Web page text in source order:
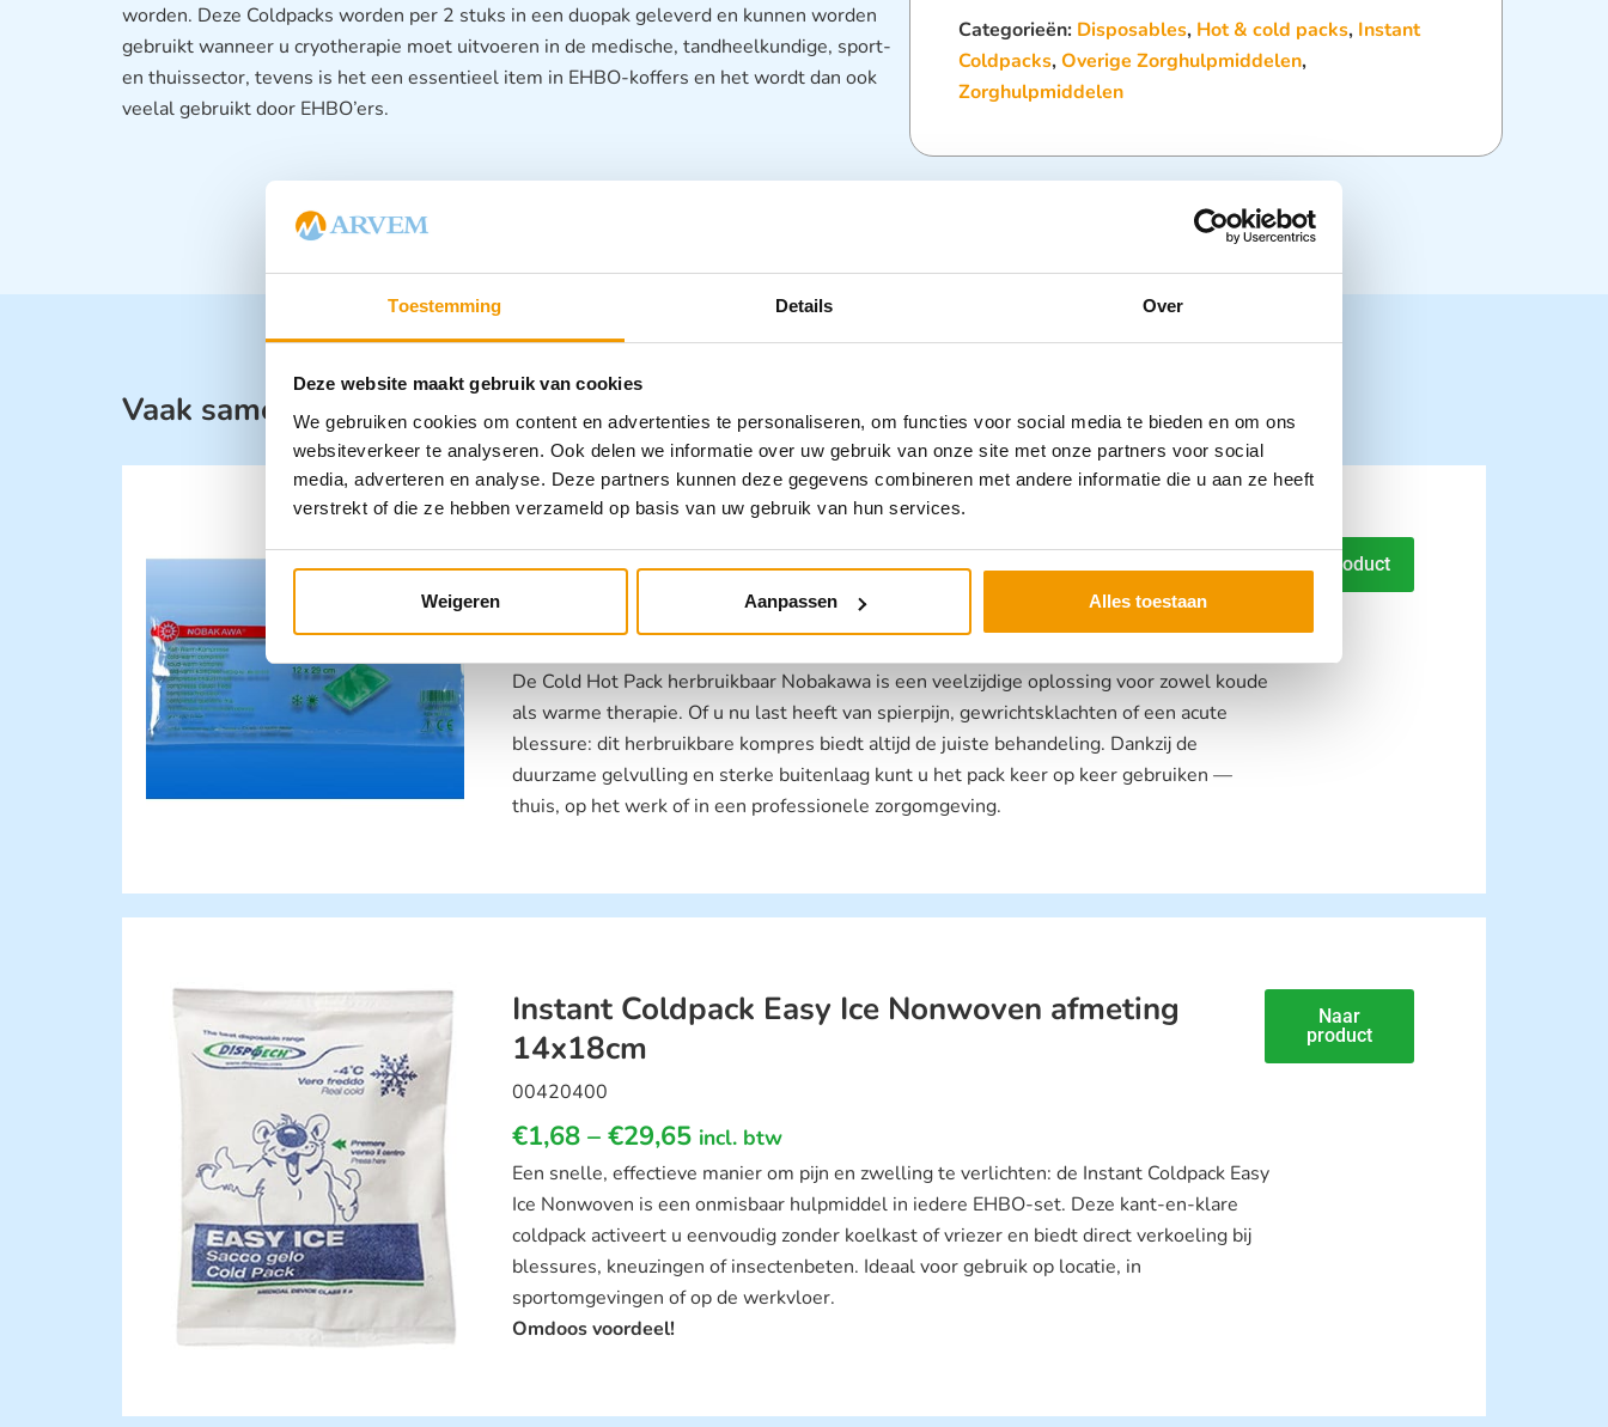
Toestemming Details Over
Deze website maakt gebruik van cookies
We gebruiken cookies om content en advertenties te personaliseren, om functies voor social media te bieden en om ons
websiteverkeer te analyseren. Ook delen we informatie over uw gebruik van onze site met onze partners voor social
media, adverteren en analyse. Deze partners kunnen deze gegevens combineren met andere informatie die u aan ze heeft
verstrekt of die ze hebben verzameld op basis van uw gebruik van hun services.
Weigeren Aanpassen Alles toestaan
worden. Deze Coldpacks worden per 2 stuks in een duopak geleverd en kunnen worden
gebruikt wanneer u cryotherapie moet uitvoeren in de medische, tandheelkundige, sport-
en thuissector, tevens is het een essentieel item in EHBO-koffers en het wordt dan ook
veelal gebruikt door EHBO’ers.
Categorieën: Disposables, Hot & cold packs, Instant
Coldpacks,Overige Zorghulpmiddelen,
Zorghulpmiddelen
Vaak samen gekocht met:
Naar product
Cold hot pack herbruikbaar NOBAKAWA
00100752
€1,25 – €14,12
De Cold Hot Pack herbruikbaar Nobakawa is een veelzijdige oplossing voor zowel koude
als warme therapie. Of u nu last heeft van spierpijn, gewrichtsklachten of een acute
blessure: dit herbruikbare kompres biedt altijd de juiste behandeling. Dankzij de
duurzame gelvulling en sterke buitenlaag kunt u het pack keer op keer gebruiken —
thuis, op het werk of in een professionele zorgomgeving.
Naar
product
Instant Coldpack Easy Ice Nonwoven afmeting
14x18cm
00420400
€1,68 – €29,65 incl. btw
Een snelle, effectieve manier om pijn en zwelling te verlichten: de Instant Coldpack Easy
Ice Nonwoven is een onmisbaar hulpmiddel in iedere EHBO-set. Deze kant-en-klare
coldpack activeert u eenvoudig zonder koelkast of vriezer en biedt direct verkoeling bij
blessures, kneuzingen of insectenbeten. Ideaal voor gebruik op locatie, in
sportomgevingen of op de werkvloer.
Omdoos voordeel!